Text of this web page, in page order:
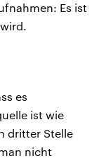
Es ist
es
ist wie
dritter Stelle
nicht